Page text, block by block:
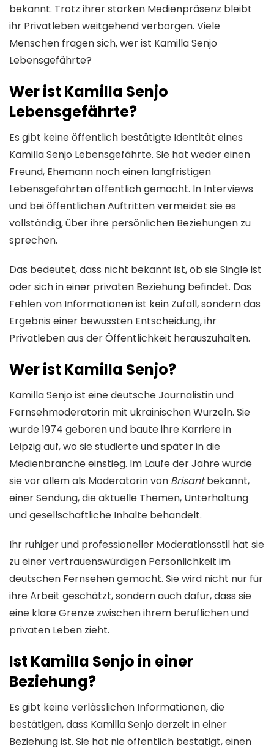
bekannt. Trotz ihrer starken Medienpräsenz bleibt
ihr Privatleben weitgehend verborgen. Viele
Menschen fragen sich, wer ist Kamilla Senjo
Lebensgefährte?
Wer ist Kamilla Senjo
Lebensgefährte?
Es gibt keine öffentlich bestätigte Identität eines
Kamilla Senjo Lebensgefährte. Sie hat weder einen
Freund, Ehemann noch einen langfristigen
Lebensgefährten öffentlich gemacht. In Interviews
und bei öffentlichen Auftritten vermeidet sie es
vollständig, über ihre persönlichen Beziehungen zu
sprechen.
Das bedeutet, dass nicht bekannt ist, ob sie Single ist
oder sich in einer privaten Beziehung befindet. Das
Fehlen von Informationen ist kein Zufall, sondern das
Ergebnis einer bewussten Entscheidung, ihr
Privatleben aus der Öffentlichkeit herauszuhalten.
Wer ist Kamilla Senjo?
Kamilla Senjo ist eine deutsche Journalistin und
Fernsehmoderatorin mit ukrainischen Wurzeln. Sie
wurde 1974 geboren und baute ihre Karriere in
Leipzig auf, wo sie studierte und später in die
Medienbranche einstieg. Im Laufe der Jahre wurde
sie vor allem als Moderatorin von Brisantbekannt,
einer Sendung, die aktuelle Themen, Unterhaltung
und gesellschaftliche Inhalte behandelt.
Ihr ruhiger und professioneller Moderationsstil hat sie
zu einer vertrauenswürdigen Persönlichkeit im
deutschen Fernsehen gemacht. Sie wird nicht nur für
ihre Arbeit geschätzt, sondern auch dafür, dass sie
eine klare Grenze zwischen ihrem beruflichen und
privaten Leben zieht.
Ist Kamilla Senjo in einer
Beziehung?
Es gibt keine verlässlichen Informationen, die
bestätigen, dass Kamilla Senjo derzeit in einer
Beziehung ist. Sie hat nie öffentlich bestätigt, einen